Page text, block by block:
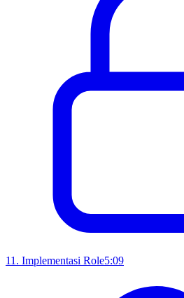
11 . Implementasi Role5:09